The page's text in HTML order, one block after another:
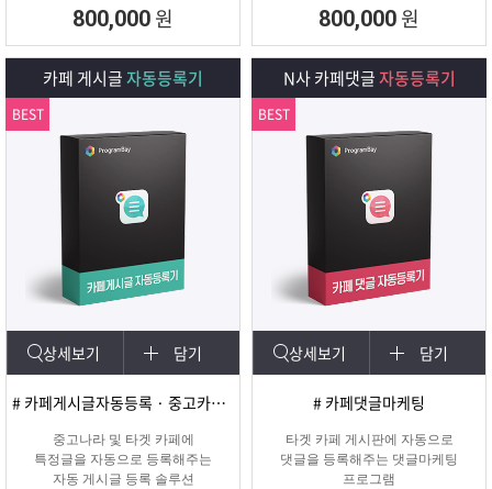
회원 수, 제목개수 , 내용개수, 댓글개
수, 가입조건,
글쓰기조건 별로 추출하여 얼마나 활
성화가 되어
있는지를 체크하여 효과가 있을만한
확인하여 효과적인 바이럴 마케팅을
진행할 수 있도록
800,000 원 800,000 원
카페 게시글자동등록기
상세보기 담기
# 카페게시글자동등록 · 중고카페글쓰기
중고나라 및 타겟 카페에
특정글을 자동으로 등록해주는
자동 게시글 등록 솔루션
BEST
N사 카페댓글자동등록기
상세보기 담기
# 카페댓글마케팅
타겟 카페 게시판에 자동으로
댓글을 등록해주는 댓글마케팅
프로그램
BEST